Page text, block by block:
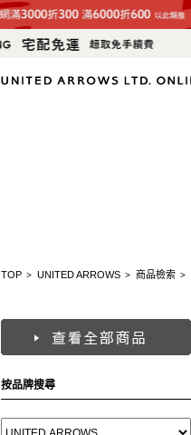
TOP > UNITED ARROWS > 商品檢索 >
按品牌搜尋